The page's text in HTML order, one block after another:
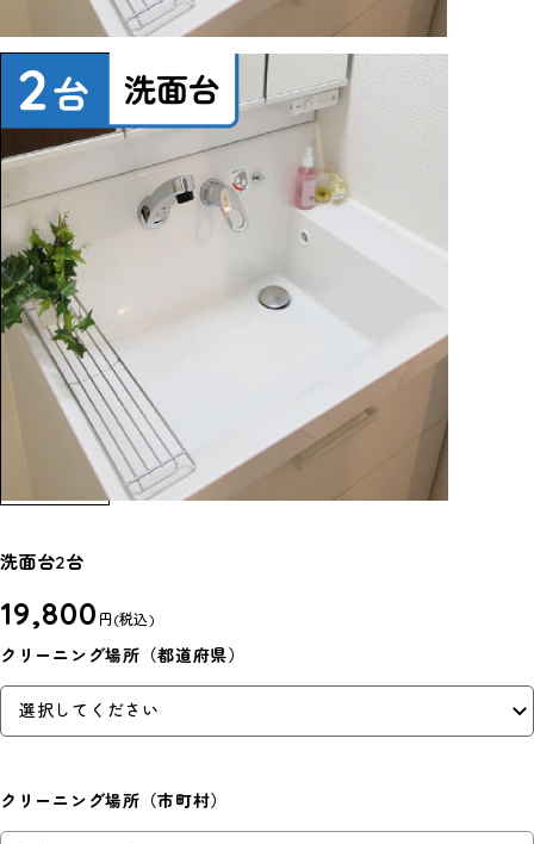
洗面台2台
19,800 円(税込)
クリーニング場所（都道府県）
クリーニング場所（市町村）